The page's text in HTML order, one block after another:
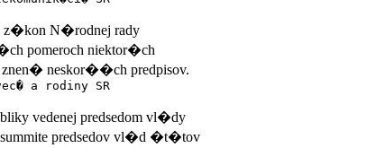
N�rodnej rady
pomeroch niektor�ch
neskor��ch predpisov.
a rodiny SR
vedenej predsedom vl�dy
predsedov vl�d �t�tov